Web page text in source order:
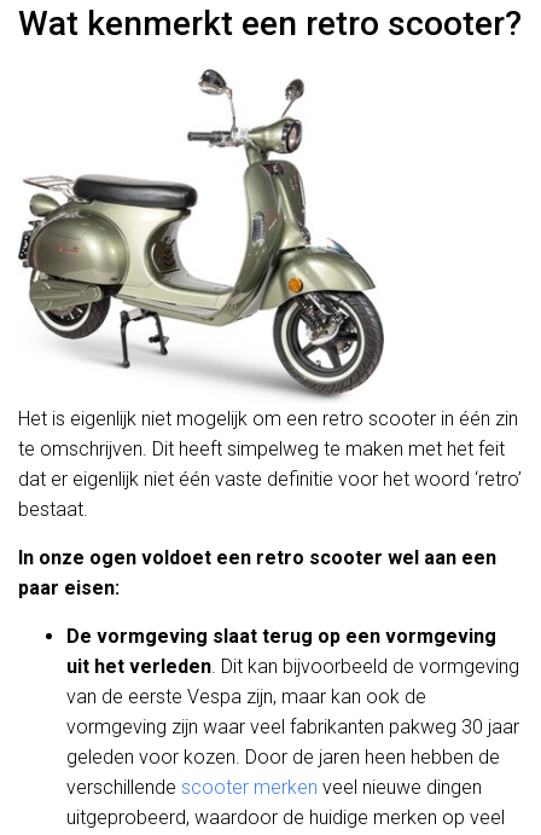
Wat kenmerkt een retro scooter?
Het is eigenlijk niet mogelijk om een retro scooter in één zin
te omschrijven. Dit heeft simpelweg te maken met het feit
dat er eigenlijk niet één vaste definitie voor het woord ‘retro’
bestaat.
In onze ogen voldoet een retro scooter wel aan een
paar eisen:
De vormgeving slaat terug op een vormgeving
uit het verleden. Dit kan bijvoorbeeld de vormgeving
van de eerste Vespa zijn, maar kan ook de
vormgeving zijn waar veel fabrikanten pakweg 30 jaar
geleden voor kozen. Door de jaren heen hebben de
verschillende scooter merken veel nieuwe dingen
uitgeprobeerd, waardoor de huidige merken op veel